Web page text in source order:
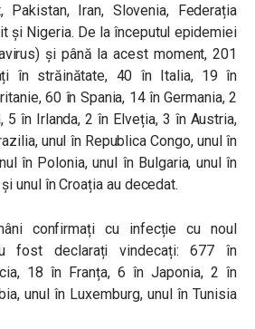
Pakistan, Iran, Slovenia, Federația
și Nigeria. De la începutul epidemiei
și până la acest moment, 201
în străinătate, 40 în Italia, 19 în
60 în Spania, 14 în Germania, 2
5 în Irlanda, 2 în Elveția, 3 în Austria,
unul în Republica Congo, unul în
în Polonia, unul în Bulgaria, unul în
unul în Croația au decedat.
confirmați cu infecție cu noul
fost declarați vindecați: 677 în
18 în Franța, 6 în Japonia, 2 în
unul în Luxemburg, unul în Tunisia